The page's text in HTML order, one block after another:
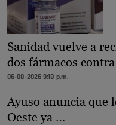
Sanidad vuelve a
dos fármacos
06-08-2026 9:18 p.m.
Ayuso anuncia que
Oeste ya …